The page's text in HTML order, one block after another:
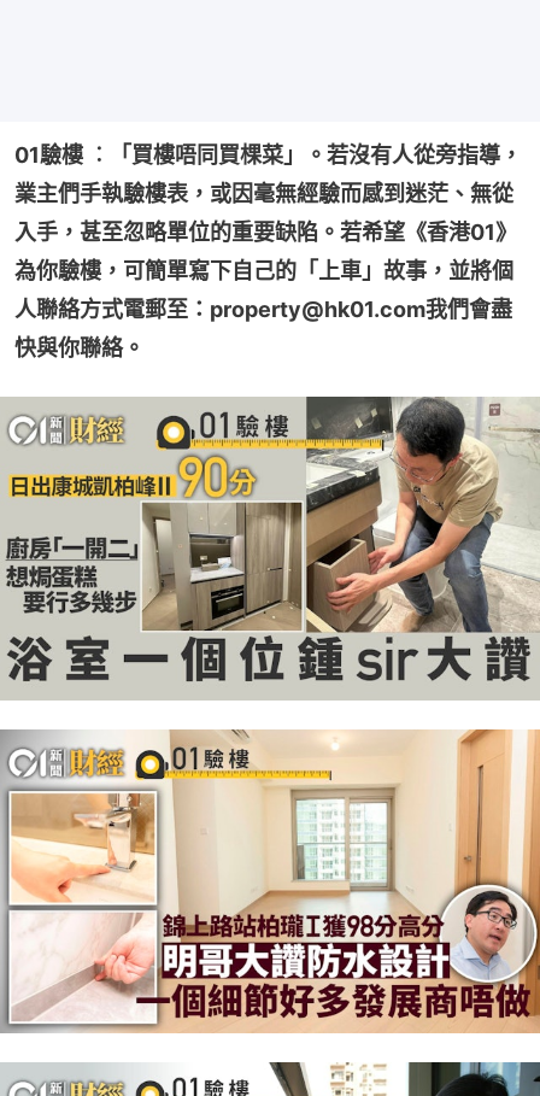
01驗樓 ︰「買樓唔同買棵菜」。若沒有人從旁指導，
業主們手執驗樓表，或因毫無經驗而感到迷茫、無從
入手，甚至忽略單位的重要缺陷。若希望《香港01》
為你驗樓，可簡單寫下自己的「上車」故事，並將個
人聯絡方式電郵至：property@hk01.com我們會盡
快與你聯絡。